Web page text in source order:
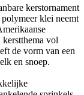
kerstornament
klei neemt
kerstthema vol
de vorm van een
en snoep.